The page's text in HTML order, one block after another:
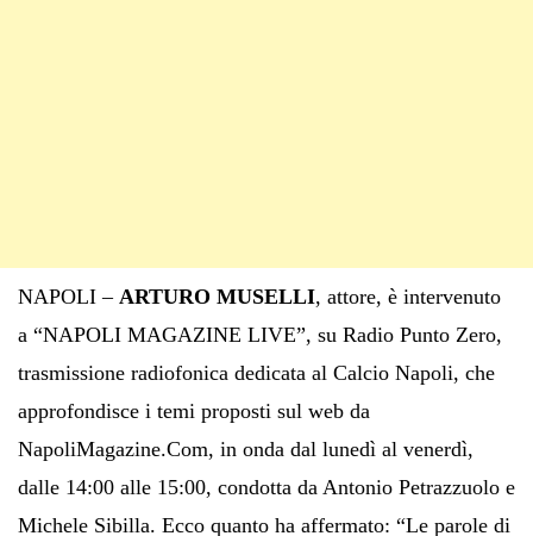
NAPOLI – ARTURO MUSELLI, attore, è intervenuto
a “NAPOLI MAGAZINE LIVE”, su Radio Punto Zero,
trasmissione radiofonica dedicata al Calcio Napoli, che
approfondisce i temi proposti sul web da
NapoliMagazine.Com, in onda dal lunedì al venerdì,
dalle 14:00 alle 15:00, condotta da Antonio Petrazzuolo e
Michele Sibilla. Ecco quanto ha affermato: “Le parole di